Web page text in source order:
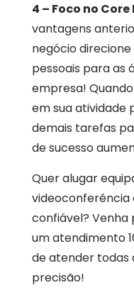
4 – Foco no
vantagens
negócio
pessoais para as
empresa!
em sua atividade
demais tarefas
de sucesso
Quer alugar
videoconferência
confiável?
um atendimento
de atender todas
precisão!